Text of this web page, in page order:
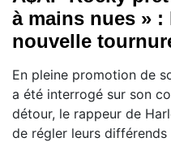
à mains nues »
nouvelle
En pleine promotion de
a été interrogé sur son
détour, le rappeur de
de régler leurs